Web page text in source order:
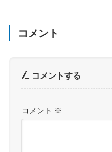
コメント
コメントする
コメント ※